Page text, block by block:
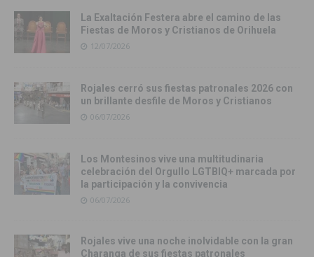
La Exaltación Festera abre el camino de las
Fiestas de Moros y Cristianos de Orihuela
12/07/2026
Rojales cerró sus fiestas patronales 2026 con
un brillante desfile de Moros y Cristianos
06/07/2026
Los Montesinos vive una multitudinaria
celebración del Orgullo LGTBIQ+ marcada por
la participación y la convivencia
06/07/2026
Rojales vive una noche inolvidable con la gran
Charanga de sus fiestas patronales